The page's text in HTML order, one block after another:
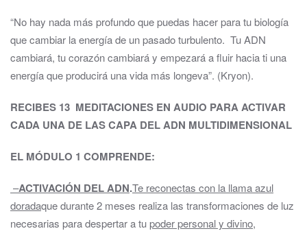
“No hay nada más profundo que puedas hacer para tu biología
que cambiar la energía de un pasado turbulento. Tu ADN
cambiará, tu corazón cambiará y empezará a fluir hacia ti una
energía que producirá una vida más longeva”. (Kryon).
RECIBES 13 MEDITACIONES EN AUDIO PARA ACTIVAR
CADA UNA DE LAS CAPA DEL ADN MULTIDIMENSIONAL
EL MÓDULO 1 COMPRENDE:
–ACTIVACIÓN DEL ADN.Te reconectas con la llama azul
doradaque durante 2 meses realiza las transformaciones de luz
necesarias para despertar a tupoder personal y divino,